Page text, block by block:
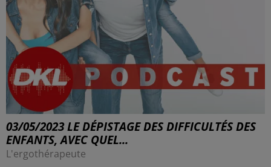
03/05/2023 LE DÉPISTAGE DES DIFFICULTÉS DES
ENFANTS, AVEC QUEL...
L'ergothérapeute